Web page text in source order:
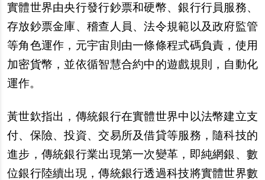
實體世界由央行發行鈔票和硬幣、銀行行員服務、
存放鈔票金庫、稽查人員、法令規範以及政府監管
等角色運作，元宇宙則由一條條程式碼負責，使用
加密貨幣，並依循智慧合約中的遊戲規則，自動化
運作。
黃世欽指出，傳統銀行在實體世界中以法幣建立支
付、保險、投資、交易所及借貸等服務，隨科技的
進步，傳統銀行業出現第一次變革，即純網銀、數
位銀行陸續出現，傳統銀行透過科技將實體世界數